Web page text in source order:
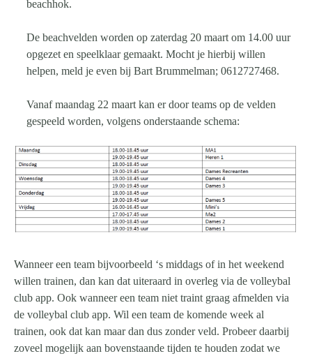
beachhok.
De beachvelden worden op zaterdag 20 maart om 14.00 uur
opgezet en speelklaar gemaakt. Mocht je hierbij willen
helpen, meld je even bij Bart Brummelman; 0612727468.
Vanaf maandag 22 maart kan er door teams op de velden
gespeeld worden, volgens onderstaande schema:
Wanneer een team bijvoorbeeld ‘s middags of in het weekend
willen trainen, dan kan dat uiteraard in overleg via de volleybal
club app. Ook wanneer een team niet traint graag afmelden via
de volleybal club app. Wil een team de komende week al
trainen, ook dat kan maar dan dus zonder veld. Probeer daarbij
zoveel mogelijk aan bovenstaande tijden te houden zodat we